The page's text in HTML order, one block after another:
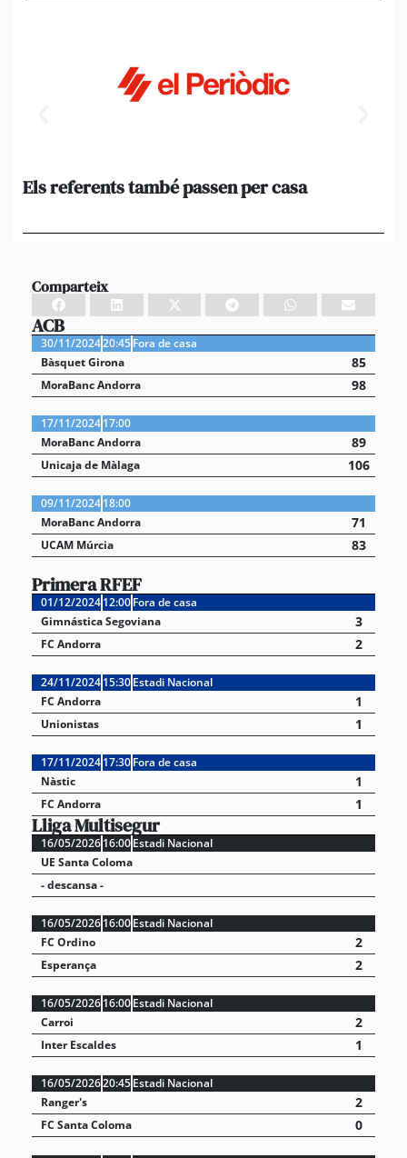
Els referents també passen per casa
Comparteix
ACB
30/11/202420:45Fora de casa
Bàsquet Girona
85
MoraBanc Andorra 98
17/11/202417:00
MoraBanc Andorra
89
Unicaja de Màlaga 106
09/11/202418:00
MoraBanc Andorra
71
UCAM Múrcia 83
Primera RFEF
01/12/202412:00Fora de casa
Gimnástica Segoviana
3
FC Andorra 2
24/11/202415:30Estadi Nacional
FC Andorra
1
Unionistas 1
17/11/202417:30Fora de casa
Nàstic
1
FC Andorra 1
Lliga Multisegur
16/05/202616:00Estadi Nacional
UE Santa Coloma
- descansa -
16/05/202616:00Estadi Nacional
FC Ordino
2
Esperança 2
16/05/202616:00Estadi Nacional
Carroi
2
Inter Escaldes 1
16/05/202620:45Estadi Nacional
Ranger's
2
FC Santa Coloma 0